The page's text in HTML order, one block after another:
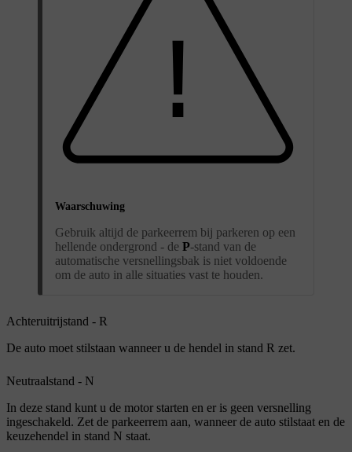
Waarschuwing
Gebruik altijd de parkeerrem bij parkeren op een
hellende ondergrond - de P-stand van de
automatische versnellingsbak is niet voldoende
om de auto in alle situaties vast te houden.
Achteruitrijstand - R
De auto moet stilstaan wanneer u de hendel in stand R zet.
Neutraalstand - N
In deze stand kunt u de motor starten en er is geen versnelling
ingeschakeld. Zet de parkeerrem aan, wanneer de auto stilstaat en de
keuzehendel in stand N staat.